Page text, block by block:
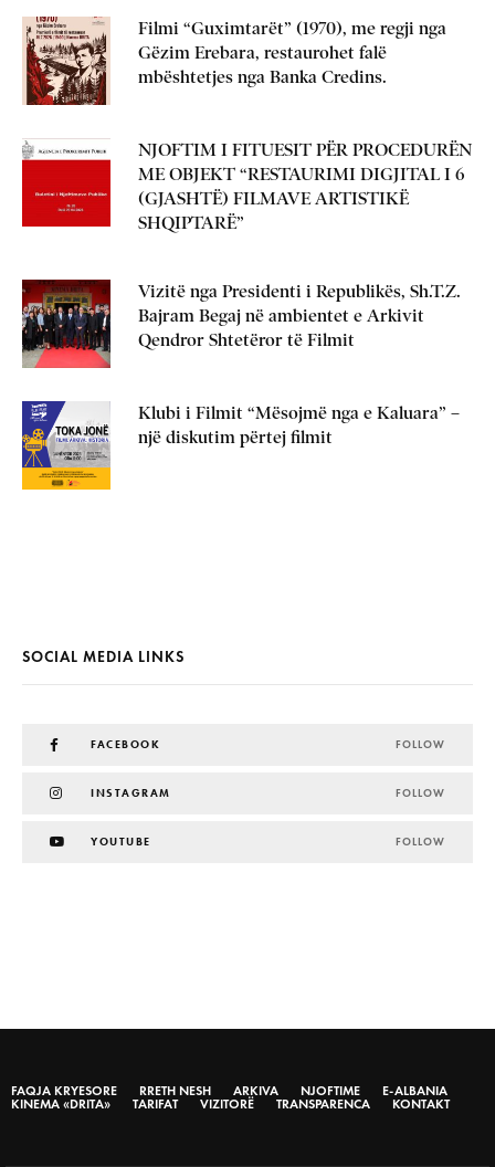
Filmi “Guximtarët” (1970), me regji nga
Gëzim Erebara, restaurohet falë
mbështetjes nga Banka Credins.
NJOFTIM I FITUESIT PËR PROCEDURËN
ME OBJEKT “RESTAURIMI DIGJITAL I 6
(GJASHTË) FILMAVE ARTISTIKË
SHQIPTARË”
Vizitë nga Presidenti i Republikës, Sh.T.Z.
Bajram Begaj në ambientet e Arkivit
Qendror Shtetëror të Filmit
Klubi i Filmit “Mësojmë nga e Kaluara” –
një diskutim përtej filmit
SOCIAL MEDIA LINKS
FACEBOOK FOLLOW
INSTAGRAM FOLLOW
YOUTUBE FOLLOW
FAQJA KRYESORE RRETH NESH ARKIVA NJOFTIME
E-ALBANIA
KINEMA «DRITA»
TARIFAT VIZITORË TRANSPARENCA KONTAKT